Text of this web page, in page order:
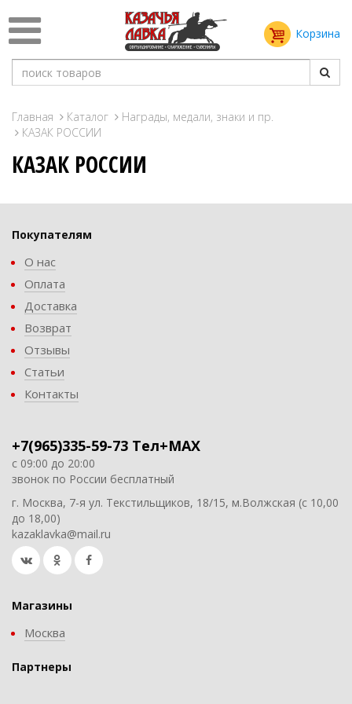
Корзина
Главная Каталог
Награды, медали, знаки и пр.
КАЗАК РОССИИ
КАЗАК РОССИИ
Покупателям
О нас
Оплата
Доставка
Возврат
Отзывы
Статьи
Контакты
+7(965)335-59-73 Тел+MAX
с 09:00 до 20:00
звонок по России бесплатный
г. Москва, 7-я ул. Текстильщиков, 18/15, м.Волжская (с 10,00
до 18,00)
kazaklavka@mail.ru
Магазины
Москва
Партнеры